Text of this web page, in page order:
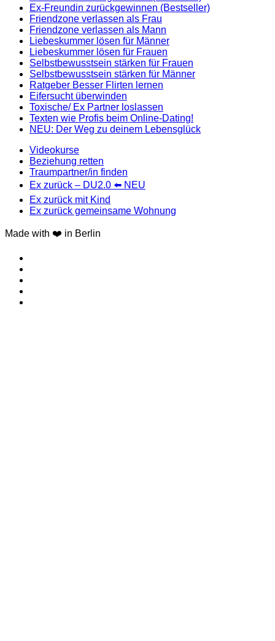
Ex-Freundin zurückgewinnen (Bestseller)
Friendzone verlassen als Frau
Friendzone verlassen als Mann
Liebeskummer lösen für Männer
Liebeskummer lösen für Frauen
Selbstbewusstsein stärken für Frauen
Selbstbewusstsein stärken für Männer
Ratgeber Besser Flirten lernen
Eifersucht überwinden
Toxische/ Ex Partner loslassen
Texten wie Profis beim Online-Dating!
NEU: Der Weg zu deinem Lebensglück
Videokurse
Beziehung retten
Traumpartner/in finden
Ex zurück – DU2.0 ⬅️ NEU
Ex zurück mit Kind
Ex zurück gemeinsame Wohnung
Made with ❤️ in Berlin